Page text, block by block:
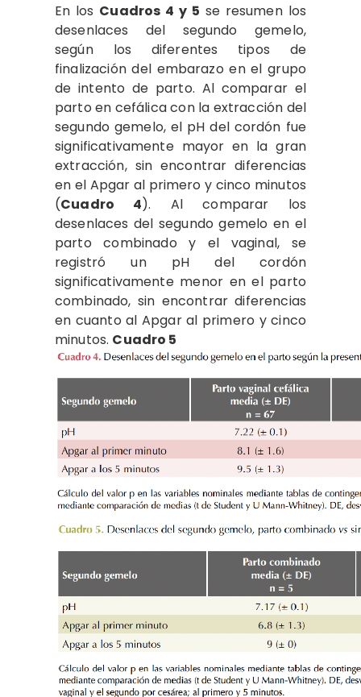
En los Cuadros 4 y 5 se resumen los
desenlaces del segundo gemelo,
según los diferentes tipos de
finalización del embarazo en el grupo
de intento de parto. Al comparar el
parto en cefálica con la extracción del
segundo gemelo, el pH del cordón fue
significativamente mayor en la gran
extracción, sin encontrar diferencias
en el Apgar al primero y cinco minutos
(Cuadro 4). Al comparar los
desenlaces del segundo gemelo en el
parto combinado y el vaginal, se
registró un pH del cordón
significativamente menor en el parto
combinado, sin encontrar diferencias
en cuanto al Apgar al primero y cinco
minutos. Cuadro 5